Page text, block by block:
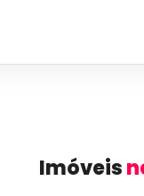
Imóveis